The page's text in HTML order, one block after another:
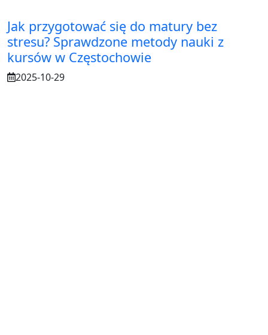
Jak przygotować się do matury bez
stresu? Sprawdzone metody nauki z
kursów w Częstochowie
2025-10-29